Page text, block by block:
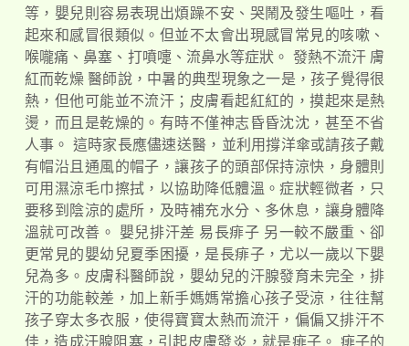
等，嬰兒則容易表現出煩躁不安、哭鬧及發生嘔吐，看
起來和感冒很類似。但並不太會出現感冒常見的咳嗽、
喉嚨痛、鼻塞、打噴嚏、流鼻水等症狀。 發熱不流汗 膚
紅而乾燥 醫師說，中暑的典型現象之一是，孩子覺得很
熱，但他可能並不流汗；皮膚看起紅紅的，摸起來是熱
燙，而且是乾燥的。有時不僅神志昏昏沈沈，甚至不省
人事。 這時家長應儘速送醫，並利用撐洋傘或請孩子戴
有帽沿且通風的帽子，讓孩子的頭部保持涼快，身體則
可用濕涼毛巾擦拭，以協助降低體溫。症狀輕微者，只
要移到陰涼的處所，及時補充水分、多休息，讓身體降
溫就可改善。 嬰兒排汗差 易長痱子 另一較不嚴重、卻
更常見的嬰幼兒夏季困擾，是長痱子，尤以一歲以下嬰
兒為多。皮膚科醫師說，嬰幼兒的汗腺發育未完全，排
汗的功能較差，加上新手媽媽常擔心孩子受涼，往往幫
孩子穿太多衣服，使得寶寶太熱而流汗，偏偏又排汗不
佳，造成汗腺阻塞，引起皮膚發炎，就是痱子。 痱子的